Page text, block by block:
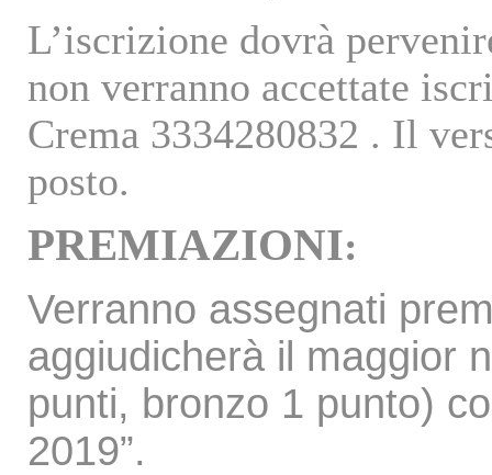
L’iscrizione dovrà
non verranno accettate
Crema 3334280832 . Il
posto.
PREMIAZIONI:
Verranno assegnati
aggiudicherà il maggior
punti, bronzo 1 punto)
2019”.